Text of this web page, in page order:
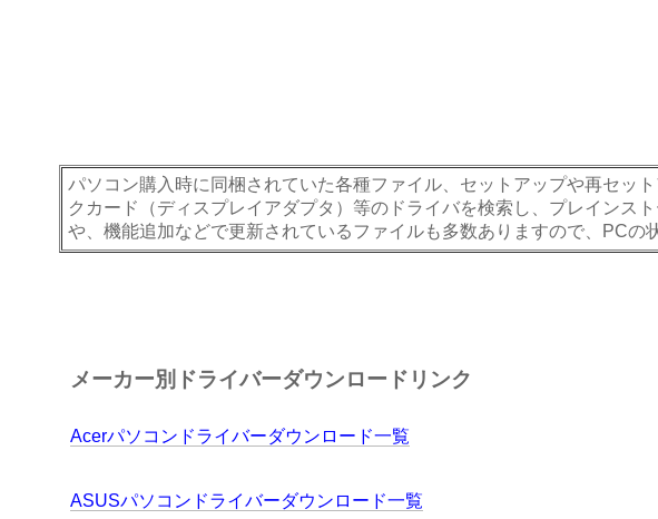
パソコン購入時に同梱されていた各種ファイル、セットアップや再セッ
クカード（ディスプレイアダプタ）等のドライバを検索し、プレインス
や、機能追加などで更新されているファイルも多数ありますので、PCの
メーカー別ドライバーダウンロードリンク
Acerパソコンドライバーダウンロード一覧
ASUSパソコンドライバーダウンロード一覧